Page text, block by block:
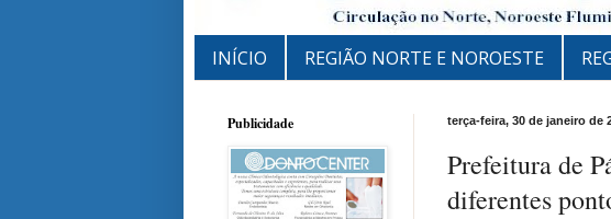
INÍCIO REGIÃO NORTE E NOROESTE
terça-feira, 30 de janeiro de
Prefeitura de
diferentes
Publicidade